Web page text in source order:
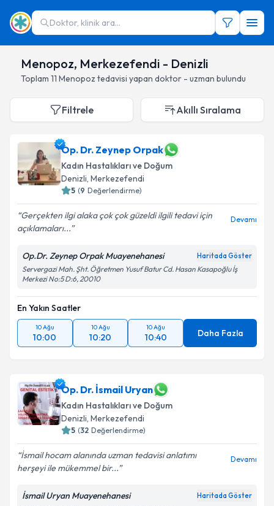
Doktor, klinik ara...
Menopoz, Merkezefendi - Denizli
Toplam 11 Menopoz tedavisi yapan doktor - uzman bulundu
Filtrele Akıllı Sıralama
Op. Dr. Zeynep Orpak
Kadın Hastalıkları ve Doğum
Denizli, Merkezefendi
5 (9 Değerlendirme)
Gerçekten ilgi alaka çok çok güzeldi ilgili tedavi için
açıklamaları...
Devamı
Op.Dr. Zeynep Orpak Muayenehanesi Haritada Göster
Servergazi Mah. Şht. Öğretmen Yusuf Batur Cd. Hasan Kasapoğlu İş
Merkezi No:5 D:6, 20010
En Yakın Saatler
10 Ağu
10:00
10 Ağu
10:20
10 Ağu
10:40 Daha Fazla
Op. Dr. İsmail Uryan
Kadın Hastalıkları ve Doğum
Denizli, Merkezefendi
5 (32 Değerlendirme)
İsmail hocam alanında uzman tedavisi anlatımı
herşeyi ile mükemmel bir...
Devamı
İsmail Uryan Muayenehanesi Haritada Göster